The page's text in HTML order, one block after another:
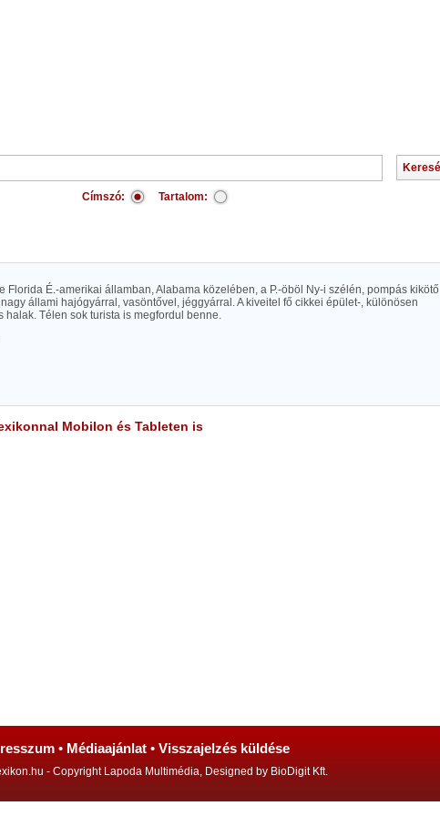
Címszó: Tartalom:
Florida É.-amerikai államban, Alabama közelében, a P.-öböl Ny-i szélén, pompás kikötő
állami hajógyárral, vasöntővel, jéggyárral. A kiveitel fő cikkei épület-, különösen
halak. Télen sok turista is megfordul benne.
Mobilon és Tableten is
• Médiaajánlat • Visszajelzés küldése
- Copyright Lapoda Multimédia, Designed by BioDigit Kft.